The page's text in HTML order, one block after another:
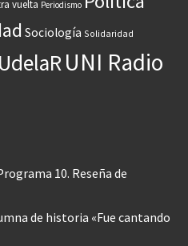
vuelta Periodismo
Sociología Solidaridad
UdelaRUNI Radio
10. Reseña de
de historia «Fue cantando